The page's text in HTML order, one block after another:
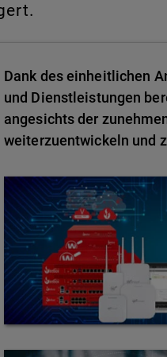
Dank des einheitlichen
und Dienstleistungen
angesichts der
weiterzuentwickeln und